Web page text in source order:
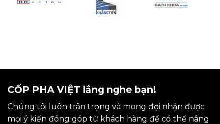
CỐP PHA VIỆT lắng nghe bạn!
Chúng tôi luôn trân trọng và mong đợi nhận được
mọi ý kiến đóng góp từ khách hàng để có thể nâng